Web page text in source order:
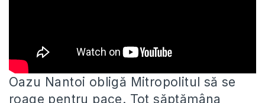
Oazu Nantoi obligă Mitropolitul să se
roage pentru pace. Tot săptămâna